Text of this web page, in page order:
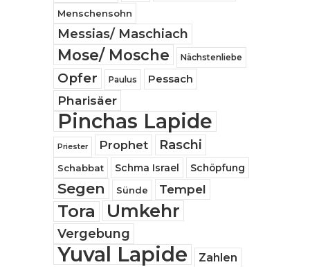
Menschensohn
Messias/ Maschiach
Mose/ Mosche Nächstenliebe
Opfer Paulus Pessach
Pharisäer
Pinchas Lapide
Priester Prophet Raschi
Schabbat Schma Israel Schöpfung
Segen Sünde Tempel
Tora Umkehr
Vergebung
Yuval Lapide Zahlen